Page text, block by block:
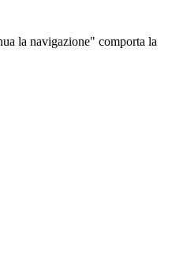
la navigazione" comporta la